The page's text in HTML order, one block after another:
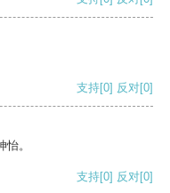
支持[0] 反对[0]
。
支持[0] 反对[0]